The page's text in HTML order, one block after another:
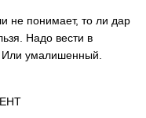
не понимает, то ли дар
Надо вести в
Или умалишенный.